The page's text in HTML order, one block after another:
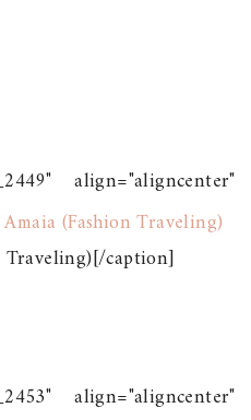
align="aligncenter"
caption]
align="aligncenter"